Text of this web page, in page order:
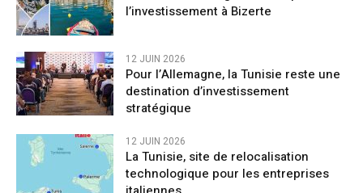
l’investissement à Bizerte
12 JUIN 2026
Pour l’Allemagne, la Tunisie reste une
destination d’investissement
stratégique
12 JUIN 2026
La Tunisie, site de relocalisation
technologique pour les entreprises